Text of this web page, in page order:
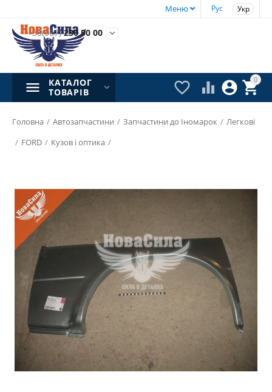
Рус Укр
Меню
+38(067)230 50 00 
0


 
КАТАЛОГ
ТОВАРІВ
Головна / Автозапчастини / Запчастини до Іномарок / Легкові
/ FORD / Кузов і оптика /